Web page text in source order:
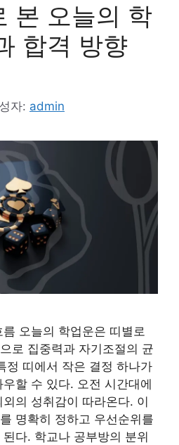
본 오늘의 학
합격 방향
자: admin
오늘의 학업운은 띠별로
로 집중력과 자기조절의 균
정 띠에서 작은 결정 하나가
할 수 있다. 오전 시간대에
의 성취감이 따라온다. 이
명확히 정하고 우선순위를
다. 학교나 공부방의 분위